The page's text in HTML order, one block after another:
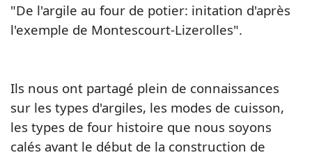
"De l'argile au four de potier: initation d'après
l'exemple de Montescourt-Lizerolles".
Ils nous ont partagé plein de connaissances
sur les types d'argiles, les modes de cuisson,
les types de four histoire que nous soyons
calés avant le début de la construction de